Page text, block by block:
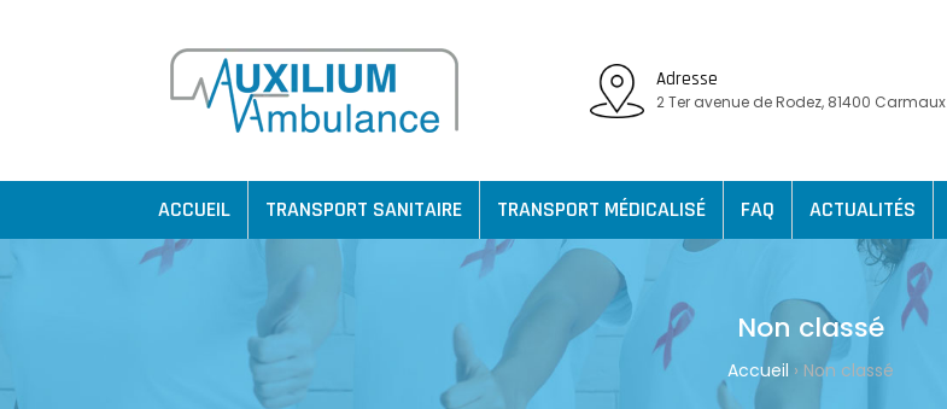
Adresse
2 Ter avenue de Rodez, 81400 Carmaux
ACCUEIL TRANSPORT SANITAIRE TRANSPORT MÉDICALISÉ FAQ ACTUALITÉS
Non classé
Accueil › Non classé